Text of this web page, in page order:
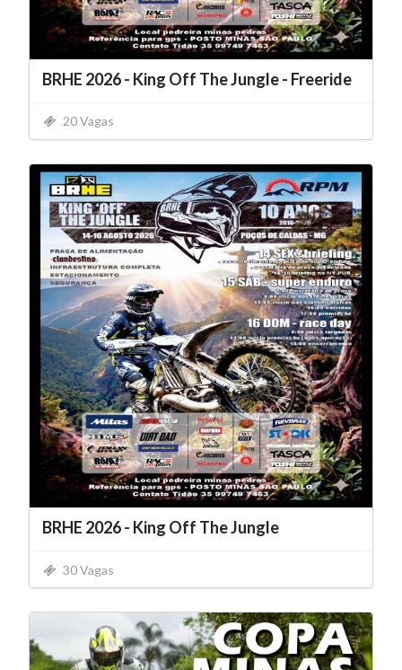
BRHE 2026 - King Off The Jungle - Freeride
20 Vagas
BRHE 2026 - King Off The Jungle
30 Vagas